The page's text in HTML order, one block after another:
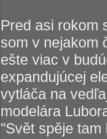
Pred asi rokom
som v nejakom
ešte viac v
expandujúcej
vytláča na
modelára
"Svět spěje